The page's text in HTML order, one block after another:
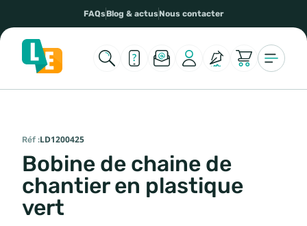
FAQsBlog & actusNous contacter
Réf :LD1200425
Bobine de chaine de
chantier en plastique
vert